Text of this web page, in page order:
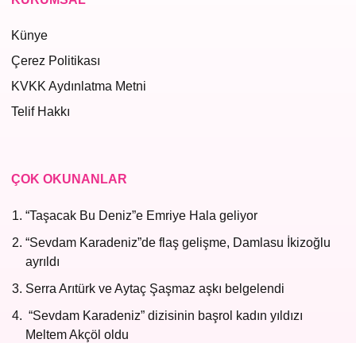
Künye
Çerez Politikası
KVKK Aydınlatma Metni
Telif Hakkı
ÇOK OKUNANLAR
“Taşacak Bu Deniz”e Emriye Hala geliyor
“Sevdam Karadeniz”de flaş gelişme, Damlasu İkizoğlu
ayrıldı
Serra Arıtürk ve Aytaç Şaşmaz aşkı belgelendi
“Sevdam Karadeniz” dizisinin başrol kadın yıldızı
Meltem Akçöl oldu